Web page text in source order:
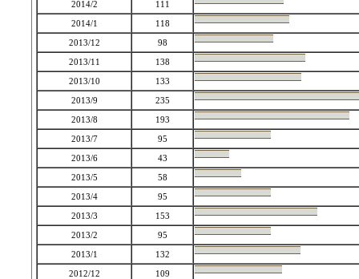
2014/2
111
2014/1
118
2013/12
98
2013/11
138
2013/10
133
2013/9
235
2013/8
193
2013/7
95
2013/6
43
2013/5
58
2013/4
95
2013/3
153
2013/2
95
2013/1
132
2012/12
109